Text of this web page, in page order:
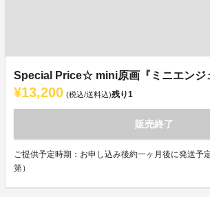
Special Price☆ mini原画『ミニエンジ
¥13,200 (税込/送料込)残り1
販売終了
ご提供予定時期：お申し込み後約一ヶ月後に発送予
第）